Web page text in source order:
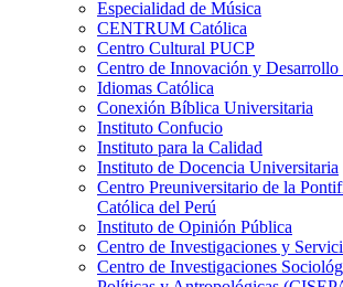
Especialidad de Música
CENTRUM Católica
Centro Cultural PUCP
Centro de Innovación y Desarrollo
Idiomas Católica
Conexión Bíblica Universitaria
Instituto Confucio
Instituto para la Calidad
Instituto de Docencia Universitaria
Centro Preuniversitario de la
Católica del Perú
Instituto de Opinión Pública
Centro de Investigaciones y
Centro de Investigaciones